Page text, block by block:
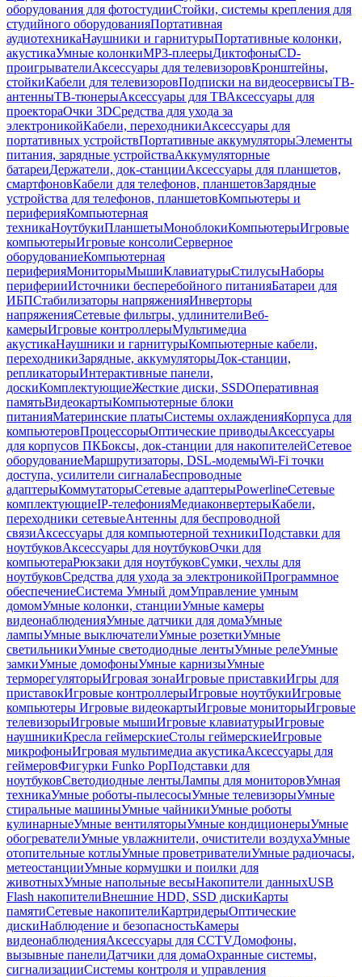
оборудования для фотостудииСтойки, системы крепления для
студийного оборудованияПортативная
аудиотехникаНаушники и гарнитурыПортативные колонки,
акустикаУмные колонкиMP3-плеерыДиктофоныCD-
проигрывателиАксессуары для телевизоровКронштейны,
стойкиКабели для телевизоровПодписки на видеосервисыТВ-
антенныТВ-тюнерыАксессуары для ТВАксессуары для
проектораОчки 3DСредства для ухода за
электроникойКабели, переходникиАксессуары для
портативных устройствПортативные аккумуляторыЭлементы
питания, зарядные устройстваАккумуляторные
батареиДержатели, док-станцииАксессуары для планшетов,
смартфоновКабели для телефонов, планшетовЗарядные
устройства для телефонов, планшетовКомпьютеры и
периферияКомпьютерная
техникаНоутбукиПланшетыМоноблокиКомпьютерыИгровые
компьютерыИгровые консолиСерверное
оборудованиеКомпьютерная
периферияМониторыМышиКлавиатурыСтилусыНаборы
периферииИсточники бесперебойного питанияБатареи для
ИБПСтабилизаторы напряженияИнверторы
напряженияСетевые фильтры, удлинителиВеб-
камерыИгровые контроллерыМультимедиа
акустикаНаушники и гарнитурыКомпьютерные кабели,
переходникиЗарядные, аккумуляторыДок-станции,
репликаторыИнтерактивные панели,
доскиКомплектующиеЖесткие диски, SSDОперативная
памятьВидеокартыКомпьютерные блоки
питанияМатеринские платыСистемы охлажденияКорпуса для
компьютеровПроцессорыОптические приводыАксессуары
для корпусов ПКБоксы, док-станции для накопителейСетевое
оборудованиеМаршрутизаторы, DSL-модемыWi-Fi точки
доступа, усилители сигналаБеспроводные
адаптерыКоммутаторыСетевые адаптерыPowerlineСетевые
комплектующиеIP-телефонияМедиаконвертерыКабели,
переходники сетевыеАнтенны для беспроводной
связиАксессуары для компьютерной техникиПодставки для
ноутбуковАксессуары для ноутбуковОчки для
компьютераРюкзаки для ноутбуковСумки, чехлы для
ноутбуковСредства для ухода за электроникойПрограммное
обеспечениеСистема Умный домУправление умным
домомУмные колонки, станцииУмные камеры
видеонаблюденияУмные датчики для домаУмные
лампыУмные выключателиУмные розеткиУмные
светильникиУмные светодиодные лентыУмные релеУмные
замкиУмные домофоныУмные карнизыУмные
терморегуляторыИгровая зонаИгровые приставкиИгры для
приставокИгровые контроллерыИгровые ноутбукиИгровые
компьютеры Игровые видеокартыИгровые мониторыИгровые
телевизорыИгровые мышиИгровые клавиатурыИгровые
наушникиКресла геймерскиеСтолы геймерскиеИгровые
микрофоныИгровая мультимедиа акустикаАксессуары для
геймеровФигурки Funko PopПодставки для
ноутбуковСветодиодные лентыЛампы для мониторовУмная
техникаУмные роботы-пылесосыУмные телевизорыУмные
стиральные машиныУмные чайникиУмные роботы
кулинарныеУмные вентиляторыУмные кондиционерыУмные
обогревателиУмные увлажнители, очистители воздухаУмные
отопительные котлыУмные проветривателиУмные радиочасы,
метеостанцииУмные кормушки и поилки для
животныхУмные напольные весыНакопители данныхUSB
Flash накопителиВнешние HDD, SSD дискиКарты
памятиСетевые накопителиКартридерыОптические
дискиНаблюдение и безопасностьКамеры
видеонаблюденияАксессуары для CCTVДомофоны,
вызывные панелиДатчики для домаОхранные системы,
сигнализацииСистемы контроля и управления